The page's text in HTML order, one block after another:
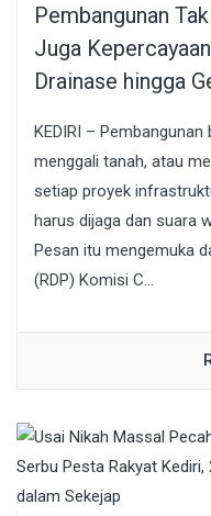
Pembangunan
Juga
Drainase hingga
KEDIRI –
menggali tanah, atau
setiap proyek
harus dijaga dan suara
Pesan itu mengemuka
(RDP) Komisi C...